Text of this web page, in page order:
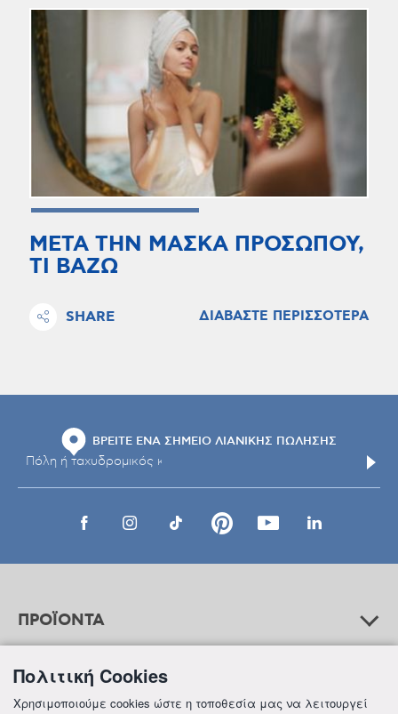
ΜΕΤΑ ΤΗΝ ΜΑΣΚΑ ΠΡΟΣΩΠΟΥ,
ΤΙ ΒΑΖΩ
SHARE ΔΙΑΒΑΣΤΕ ΠΕΡΙΣΣΟΤΕΡΑ
ΒΡΕΙΤΕ ΕΝΑ ΣΗΜΕΙΟ ΛΙΑΝΙΚΗΣ ΠΩΛΗΣΗΣ
ΠΡΟΪΟΝΤΑ
ΒΟΗΘΕΙΑ
Πολιτική Cookies
Χρησιμοποιούμε cookies ώστε η τοποθεσία μας να λειτουργεί